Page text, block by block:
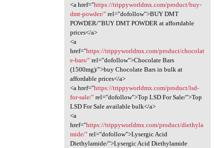
<a href="https://trippyworldmx.com/product/buy-
dmt-powder/"rel="dofollow">BUY DMT
POWDER/”BUY DMT POWDER at affortdable
prices</a>
<a
href="https://trippyworldmx.com/product/chocolat
e-bars/"rel="dofollow">Chocolate Bars
(1500mg)/">buy Chocolate Bars in bulk at
affordable prices</a>
<a href="https://trippyworldmx.com/product/lsd-
for-sale/"rel="dofollow">Top LSD For Sale/">Top
LSD For Sale available bulk</a>
<a
href="https://trippyworldmx.com/product/diethyla
mide/"rel="dofollow">Lysergic Acid
Diethylamide/">Lysergic Acid Diethylamide